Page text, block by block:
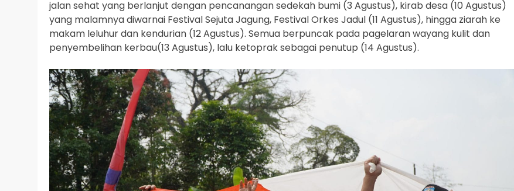
jalan sehat yang berlanjut dengan pencanangan sedekah bumi (3 Agustus), kirab desa (10 Agustus)
yang malamnya diwarnai Festival Sejuta Jagung, Festival Orkes Jadul (11 Agustus), hingga ziarah ke
makam leluhur dan kendurian (12 Agustus). Semua berpuncak pada pagelaran wayang kulit dan
penyembelihan kerbau(13 Agustus), lalu ketoprak sebagai penutup (14 Agustus).